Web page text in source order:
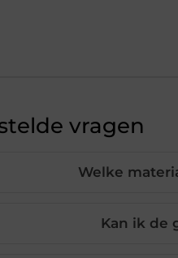
vragen
Welke
Kan ik de